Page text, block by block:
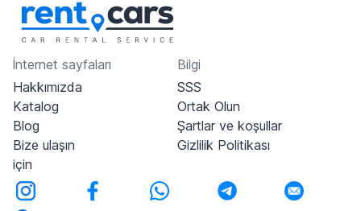
İnternet sayfaları
Hakkımızda
Katalog
Blog
Bize ulaşın
için
Bilgi
SSS
Ortak Olun
Şartlar ve koşullar
Gizlilik Politikası